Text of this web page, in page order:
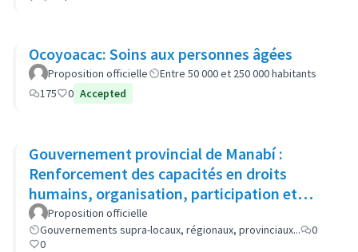
Ocoyoacac: Soins aux personnes âgées
Proposition officielle
Entre 50 000 et 250 000 habitants
175
0 Accepted
Gouvernement provincial de Manabí :
Renforcement des capacités en droits
humains, organisation, participation et
gestion locale de 300 femmes
Proposition officielle
Gouvernements supra-locaux, régionaux, provinciaux...
0
0